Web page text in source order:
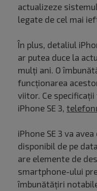
actualizeze
legate de cel mai
În plus, detaliul
ar putea duce la
mulți ani. O
funcționarea
viitor. Ce
iPhone SE 3,
iPhone SE 3 va
disponibil de pe
are elemente de
smartphone-ului
îmbunătățiri